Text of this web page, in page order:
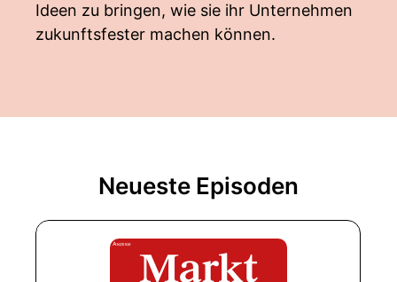
Ideen zu bringen, wie sie ihr Unternehmen
zukunftsfester machen können.
Neueste Episoden